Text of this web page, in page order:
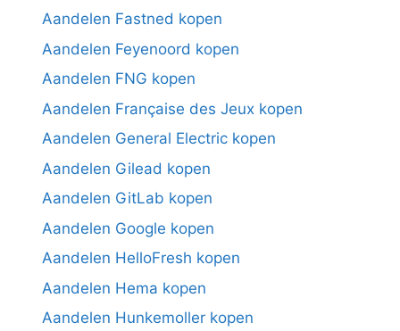
Aandelen Fastned kopen
Aandelen Feyenoord kopen
Aandelen FNG kopen
Aandelen Française des Jeux kopen
Aandelen General Electric kopen
Aandelen Gilead kopen
Aandelen GitLab kopen
Aandelen Google kopen
Aandelen HelloFresh kopen
Aandelen Hema kopen
Aandelen Hunkemoller kopen